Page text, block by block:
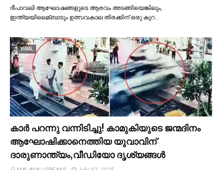
ദീപാവലി ആഘോഷങ്ങളുടെ ആരവം അടങ്ങിയെങ്കിലും,
ഇന്ത്യയിലെമ്ബാടും ഉത്സവകാല തിരക്കിന് ഒരു കുറ…
VIRAL
കാര്‍ പറന്നു വന്നിടിച്ചു! കാമുകിയുടെ ജന്മദിനം
ആഘോഷിക്കാനെത്തിയ യുവാവിന്
ദാരുണാന്ത്യം,വീഡിയോ ദൃശ്യങ്ങൾ